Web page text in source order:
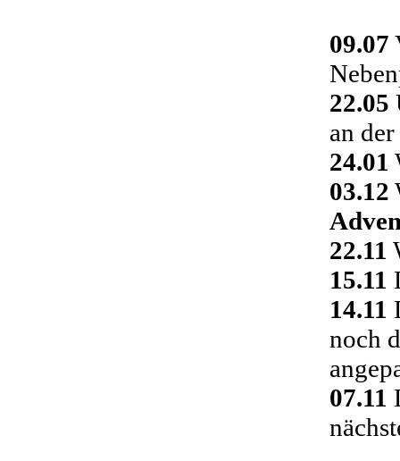
09.07
22.05
an
24.01
03.12
22.11
15.11
14.11
noch
07.11